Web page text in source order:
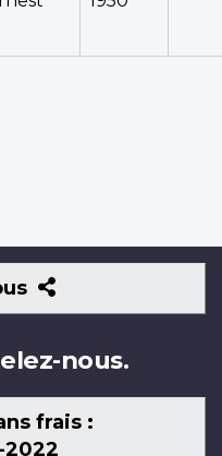
Suivez-
nous
nous.
frais :
2022